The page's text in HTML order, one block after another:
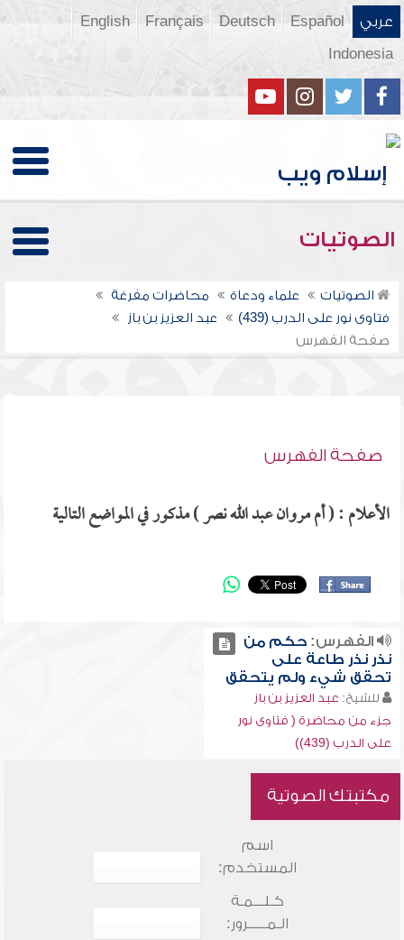
عربي Español
Deutsch
Français
English
Indonesia
الصوتيات
الصوتيات علماء ودعاة
محاضرات مفرغة
فتاوى نور على الدرب (439)
عبد العزيز بن باز
صفحة الفهرس
صفحة الفهرس
الأعلام : ( أم مروان عبد الله نصر ) مذكور في المواضع التالية
الفهرس:حكم من
نذر نذر طاعة على
تحقق شيء ولم يتحقق
للشيخ: عبد العزيز بن باز
جزء من محاضرة ( فتاوى نور
على الدرب (439))
مكتبتك الصوتية
اسم
المستخدم:
كـلـــمـة
الـمـــــرور: